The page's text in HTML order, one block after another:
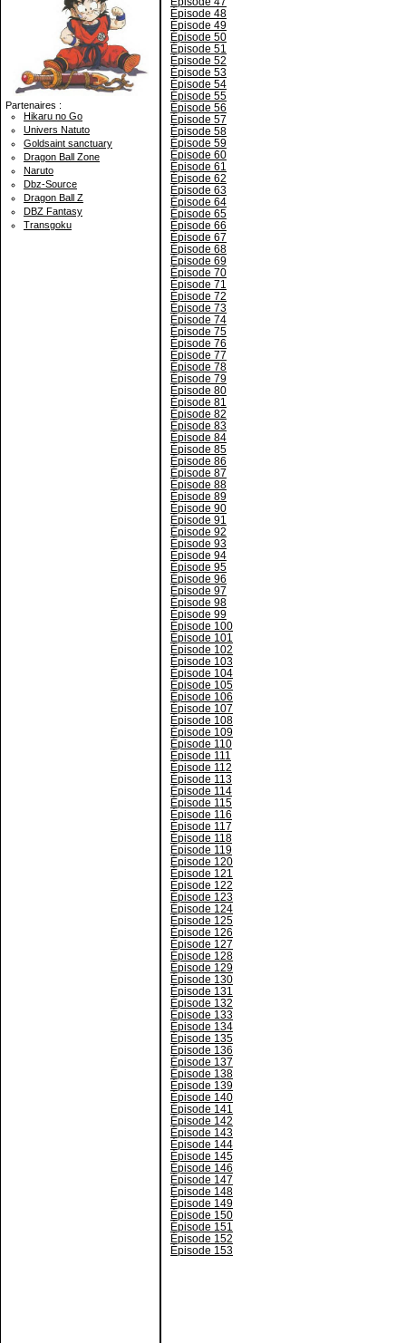
Partenaires :
Hikaru no Go
Univers Natuto
Goldsaint sanctuary
Dragon Ball Zone
Naruto
Dbz-Source
Dragon Ball Z
DBZ Fantasy
Transgoku
Épisode 48
Épisode 49
Épisode 50
Épisode 51
Épisode 52
Épisode 53
Épisode 54
Épisode 55
Épisode 56
Épisode 57
Épisode 58
Épisode 59
Épisode 60
Épisode 61
Épisode 62
Épisode 63
Épisode 64
Épisode 65
Épisode 66
Épisode 67
Épisode 68
Épisode 69
Épisode 70
Épisode 71
Épisode 72
Épisode 73
Épisode 74
Épisode 75
Épisode 76
Épisode 77
Épisode 78
Épisode 79
Épisode 80
Épisode 81
Épisode 82
Épisode 83
Épisode 84
Épisode 85
Épisode 86
Épisode 87
Épisode 88
Épisode 89
Épisode 90
Épisode 91
Épisode 92
Épisode 93
Épisode 94
Épisode 95
Épisode 96
Épisode 97
Épisode 98
Épisode 99
Épisode 100
Épisode 101
Épisode 102
Épisode 103
Épisode 104
Épisode 105
Épisode 106
Épisode 107
Épisode 108
Épisode 109
Épisode 110
Épisode 111
Épisode 112
Épisode 113
Épisode 114
Épisode 115
Épisode 116
Épisode 117
Épisode 118
Épisode 119
Épisode 120
Épisode 121
Épisode 122
Épisode 123
Épisode 124
Épisode 125
Épisode 126
Épisode 127
Épisode 128
Épisode 129
Épisode 130
Épisode 131
Épisode 132
Épisode 133
Épisode 134
Épisode 135
Épisode 136
Épisode 137
Épisode 138
Épisode 139
Épisode 140
Épisode 141
Épisode 142
Épisode 143
Épisode 144
Épisode 145
Épisode 146
Épisode 147
Épisode 148
Épisode 149
Épisode 150
Épisode 151
Épisode 152
Épisode 153